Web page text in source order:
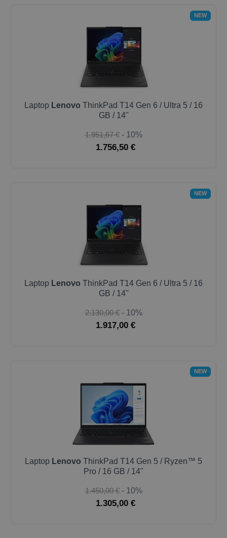
NEW
Laptop Lenovo ThinkPad T14 Gen 6 / Ultra 5 / 16
GB / 14"
1.951,67 € - 10%
1.756,50 €
NEW
Laptop Lenovo ThinkPad T14 Gen 6 / Ultra 5 / 16
GB / 14"
2.130,00 € - 10%
1.917,00 €
NEW
Laptop Lenovo ThinkPad T14 Gen 5 / Ryzen™ 5
Pro / 16 GB / 14"
1.450,00 € - 10%
1.305,00 €